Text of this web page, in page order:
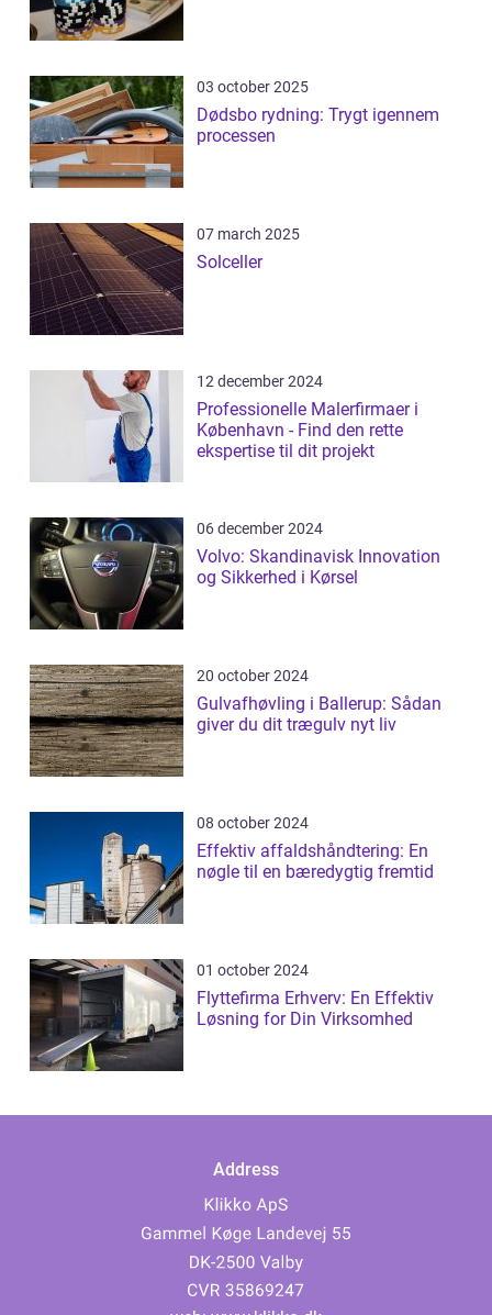
03 october 2025
Dødsbo rydning: Trygt igennem
processen
07 march 2025
Solceller
12 december 2024
Professionelle Malerfirmaer i
København - Find den rette
ekspertise til dit projekt
06 december 2024
Volvo: Skandinavisk Innovation
og Sikkerhed i Kørsel
20 october 2024
Gulvafhøvling i Ballerup: Sådan
giver du dit trægulv nyt liv
08 october 2024
Effektiv affaldshåndtering: En
nøgle til en bæredygtig fremtid
01 october 2024
Flyttefirma Erhverv: En Effektiv
Løsning for Din Virksomhed
Address